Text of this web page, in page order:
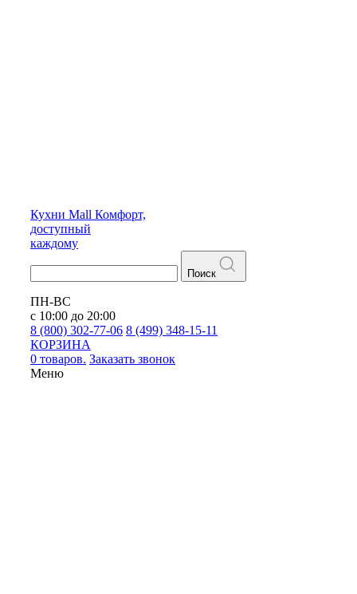
Кухни Mall Комфорт,
доступный
каждому
Поиск
ПН-ВС
с 10:00 до 20:00
8 (800) 302-77-06 8 (499) 348-15-11
КОРЗИНА
0 товаров. Заказать звонок
Меню